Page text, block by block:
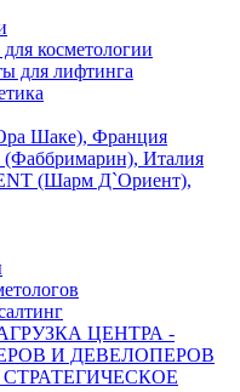
косметологии
для лифтинга
Шаке), Франция
Италия
(Шарм Д`Ориент),
ЦЕНТРА -
И ДЕВЕЛОПЕРОВ